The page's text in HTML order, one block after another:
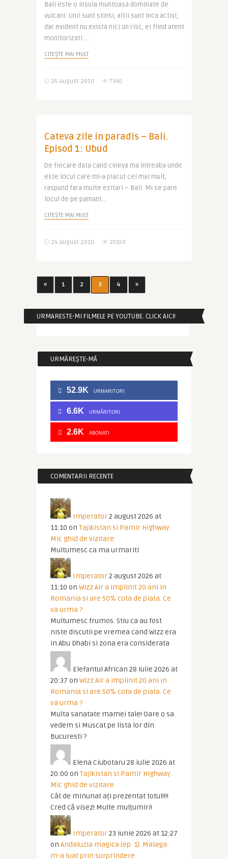
Bali este o insula muntoasa dominate de
vulcani. Unii sunt stinsi, altii sunt inca activi,
dar evident nu exista nici un risc, ei fiind atent
monitorizati… ..
CITEȘTE MAI MULT
25 august 2010 7340
Cateva zile in paradis – Bali.
Episod 1: Ubud
De fiecare data cand cineva ma intreaba unde
este locul care mi-a placut cel mai mult,
raspund fara multe ezitari – Bali. Mi se pare
locul de pe pamant ..
CITEȘTE MAI MULT
24 august 2010 25150
« 1 2 3 4 »
URMARESTE-MI FILMELE PE YOUTUBE. CLICK AICI!
URMĂREȘTE-MĂ
52.9K URMARITORI
6.6K URMĂRITORI
2.6K ABONATI
COMENTARII RECENTE
Imperator2 august 2026 at
11:10 on Tajikistan si Pamir Highway.
Mic ghid de vizitare
Multumesc ca ma urmariti
Imperator2 august 2026 at
11:10 on Wizz Air a implinit 20 ani in
Romania si are 50% cota de piata. Ce
va urma ?
Multumesc frumos. Stiu ca au fost
niste discutii pe vremea cand Wizz era
in Abu Dhabi si zona era considerata
Elefantul African 28 iulie 2026 at
20:37 on Wizz Air a implinit 20 ani in
Romania si are 50% cota de piata. Ce
va urma ?
Multa sanatate mamei tale! Oare o sa
vedem si Muscat pe lista lor din
Bucuresti ?
Elena Ciubotaru 28 iulie 2026 at
20:00 on Tajikistan si Pamir Highway.
Mic ghid de vizitare
Cât de minunat ați prezentat totul!!!!
Cred că visez! Multe mulțumiri!
Imperator23 iunie 2026 at 12:27
on Andaluzia magica (ep. 1). Malaga
m-a luat prin surprindere